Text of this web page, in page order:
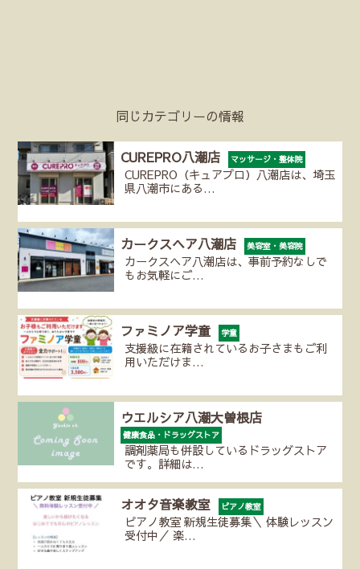
同じカテゴリーの情報
CUREPRO八潮店 マッサージ・整体院
CUREPRO（キュアプロ）八潮店は、埼玉
県八潮市にある…
カークスヘア八潮店 美容室・美容院
カークスヘア八潮店は、事前予約なしで
もお気軽にご…
ファミノア学童 学童
支援級に在籍されているお子さまもご利
用いただけま…
ウエルシア八潮大曽根店
健康食品・ドラッグストア
調剤薬局も併設しているドラッグストア
です。詳細は…
オオタ音楽教室 ピアノ教室
ピアノ教室 新規生徒募集＼ 体験レッスン
受付中／ 楽…